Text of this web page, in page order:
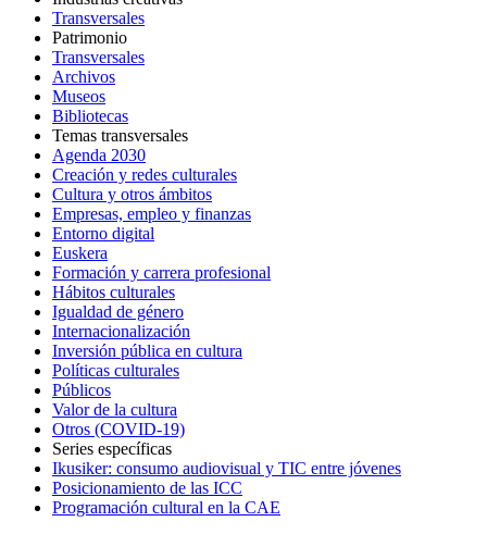
Transversales
Patrimonio
Transversales
Archivos
Museos
Bibliotecas
Temas transversales
Agenda 2030
Creación y redes culturales
Cultura y otros ámbitos
Empresas, empleo y finanzas
Entorno digital
Euskera
Formación y carrera profesional
Hábitos culturales
Igualdad de género
Internacionalización
Inversión pública en cultura
Políticas culturales
Públicos
Valor de la cultura
Otros (COVID-19)
Series específicas
Ikusiker: consumo audiovisual y TIC entre jóvenes
Posicionamiento de las ICC
Programación cultural en la CAE